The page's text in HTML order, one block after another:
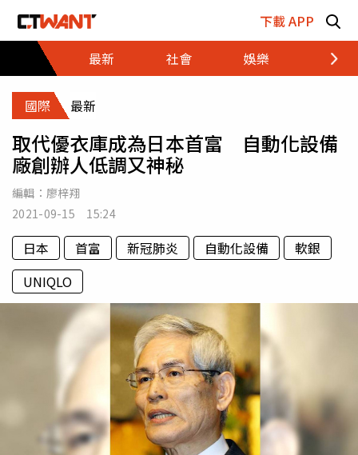
下載 APP
最新
社會 娛樂 財經
國際 最新
取代優衣庫成為日本首富 自動化設備
廠創辦人低調又神秘
編輯： 廖梓翔
2021-09-15 15:24
日本 首富 新冠肺炎 自動化設備
軟銀
UNIQLO